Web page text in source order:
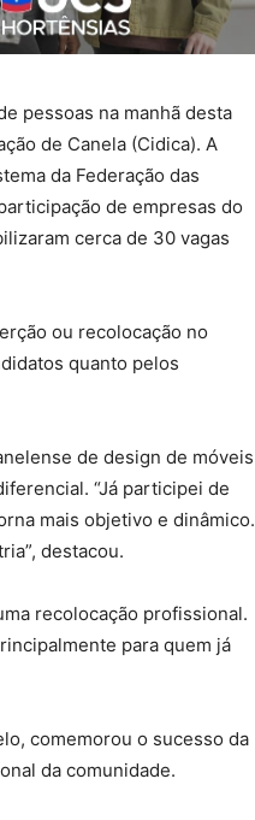
pessoas na manhã desta
de Canela (Cidica). A
da Federação das
de empresas do
cerca de 30 vagas
ou recolocação no
quanto pelos
de design de móveis
“Já participei de
mais objetivo e dinâmico.
destacou.
recolocação profissional.
para quem já
comemorou o sucesso da
da comunidade.